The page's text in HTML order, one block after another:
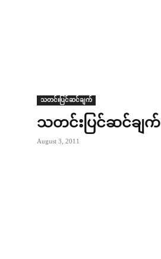
သတင်းပြင်ဆင်ချက်
သတင်းပြင်ဆင်ချက်
August 3, 2011